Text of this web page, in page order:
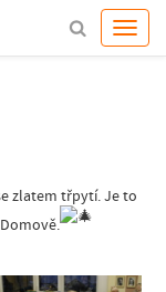
zlatem třpytí. Je to